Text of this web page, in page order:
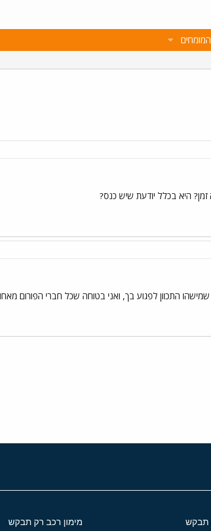
המומחים
היא בכלל יודעת שיש כנס?
התכוון לפגוע בך, ואני בטוחה שכל חברי הפורום
תבקש מימון רכב רק תבקש